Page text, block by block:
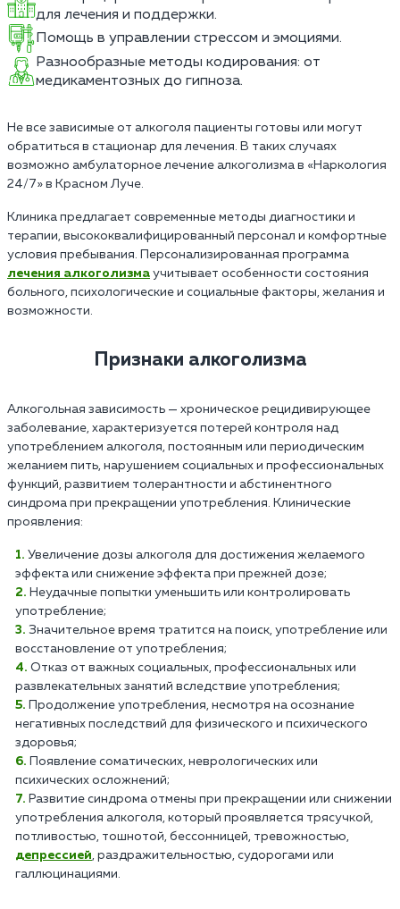
для лечения и поддержки.
Помощь в управлении стрессом и эмоциями.
Разнообразные методы кодирования: от
медикаментозных до гипноза.
Не все зависимые от алкоголя пациенты готовы или могут
обратиться в стационар для лечения. В таких случаях
возможно амбулаторное лечение алкоголизма в «Наркология
24/7» в Красном Луче.
Клиника предлагает современные методы диагностики и
терапии, высококвалифицированный персонал и комфортные
условия пребывания. Персонализированная программа
лечения алкоголизма учитывает особенности состояния
больного, психологические и социальные факторы, желания и
возможности.
Признаки алкоголизма
Алкогольная зависимость — хроническое рецидивирующее
заболевание, характеризуется потерей контроля над
употреблением алкоголя, постоянным или периодическим
желанием пить, нарушением социальных и профессиональных
функций, развитием толерантности и абстинентного
синдрома при прекращении употребления. Клинические
проявления:
Увеличение дозы алкоголя для достижения желаемого
эффекта или снижение эффекта при прежней дозе;
Неудачные попытки уменьшить или контролировать
употребление;
Значительное время тратится на поиск, употребление или
восстановление от употребления;
Отказ от важных социальных, профессиональных или
развлекательных занятий вследствие употребления;
Продолжение употребления, несмотря на осознание
негативных последствий для физического и психического
здоровья;
Появление соматических, неврологических или
психических осложнений;
Развитие синдрома отмены при прекращении или снижении
употребления алкоголя, который проявляется трясучкой,
потливостью, тошнотой, бессонницей, тревожностью,
депрессией, раздражительностью, судорогами или
галлюцинациями.